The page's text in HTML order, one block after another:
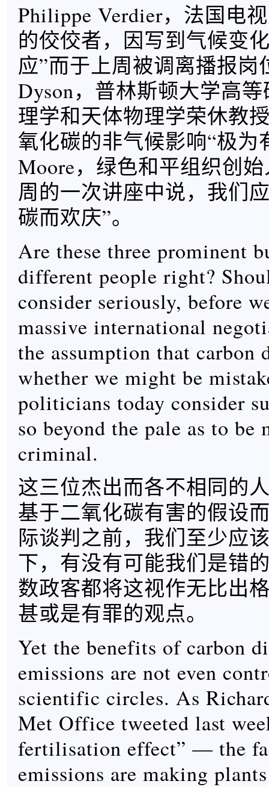
Philippe Verdier，法国电
的佼佼者，因写到气候变
应”而于上周被调离播报岗
Dyson，普林斯顿大学高
理学和天体物理学荣休教
氧化碳的非气候影响“极为
Moore，绿色和平组织创
周的一次讲座中说，我们
碳而欢庆”。
Are these three prominent
different people right?
consider seriously, before
massive international
the assumption that carbon
whether we might be
politicians today consider
so beyond the pale as to be
criminal.
这三位杰出而各不相同的
基于二氧化碳有害的假设
际谈判之前，我们至少应
下，有没有可能我们是错
数政客都将这视作无比出
甚或是有罪的观点。
Yet the benefits of carbon
emissions are not even
scientific circles. As
Met Office tweeted last
fertilisation effect” — the
emissions are making